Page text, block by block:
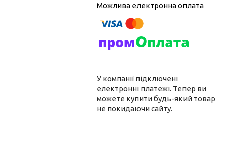
У компанії підключені
електронні платежі. Тепер ви
можете купити будь-який товар
не покидаючи сайту.